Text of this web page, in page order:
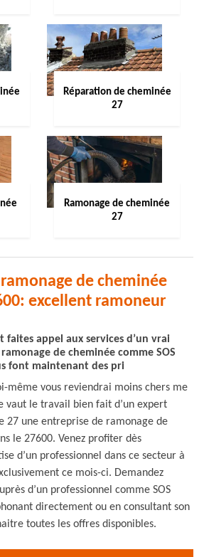
Réparation de cheminée
27
Ramonage de cheminée
27
de cheminée
excellent ramoneur
faites appel aux services d’un vrai
de cheminée comme SOS
font maintenant des pri
même vous reviendrai moins chers me
vaut le travail bien fait d’un expert
27 une entreprise de ramonage de
le 27600. Venez profiter dès
d’un professionnel dans ce secteur à
ce mois-ci. Demandez
d’un professionnel comme SOS
directement ou en consultant son
toutes les offres disponibles.